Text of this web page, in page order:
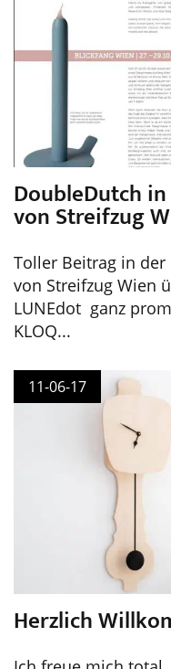
DoubleDutch
von Streifzug
Toller Beitrag in der
von Streifzug Wien
LUNEdot ganz
KLOQ...
11-06-17
Herzlich